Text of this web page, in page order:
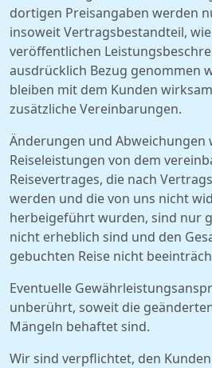
dortigen Preisangaben werden
insoweit Vertragsbestandteil,
veröffentlichen
ausdrücklich Bezug genommen
bleiben mit dem Kunden
zusätzliche Vereinbarungen.
Änderungen und Abweichungen
Reiseleistungen von dem
Reisevertrages, die nach
werden und die von uns nicht
herbeigeführt wurden, sind nur
nicht erheblich sind und den
gebuchten Reise nicht
Eventuelle
unberührt, soweit die
Mängeln behaftet sind.
Wir sind verpflichtet, den